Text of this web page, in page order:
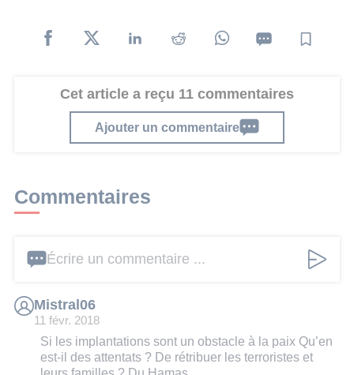
Cet article a reçu 11 commentaires
Ajouter un commentaire
Commentaires
Écrire un commentaire ...
Mistral06
11 févr. 2018
Si les implantations sont un obstacle à la paix Qu’en
est-il des attentats ? De rétribuer les terroristes et